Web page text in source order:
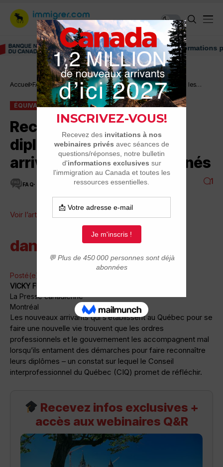
Découvrez nos conseils et informations
Accueil FAQ
Équivalence et
reconnaissances
Reconnaissance des diplômes: les
nouveaux arrivants mal accompagnés
ÉQUIVALENCE ET RECONNAISSANCES
Reconnaissance des
diplômes: les nouveaux
arrivants mal accompagnés
FAQ 4 MINUTES DE LECTURE 2.8K VUES 1
Voir l’article
dannym171
Posté(e)
VICKY FRAGASSO-MARQUIS
La Presse canadienne
Montréal
Les nouveaux arrivants qui s’établissent au Québec pour se
faire une nouvelle vie trouvent que les ordres
professionnels et le gouvernement les accompagnent mal
lorsqu’ils entament des démarches pour faire reconnaître
leurs diplômes – un constat sur lequel le Conseil
interprofessionnel du Québec (CIQ) promet de réfléchir.
Recevez infos exclusives +
accès aux webinaires Q&R